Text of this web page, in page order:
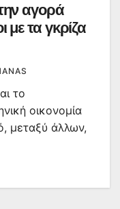
αγορά
με τα γκρίζα
το
οικονομία
μεταξύ άλλων,